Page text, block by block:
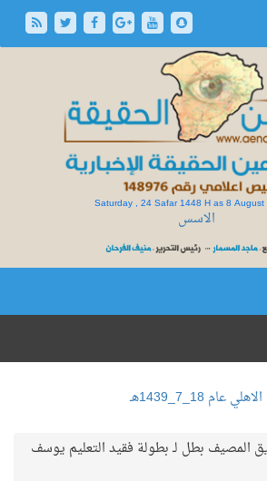
Saturday , 24 Safar 1448 H as8
المصيف بطل لـ بطولة فقيد التعليم يوسف